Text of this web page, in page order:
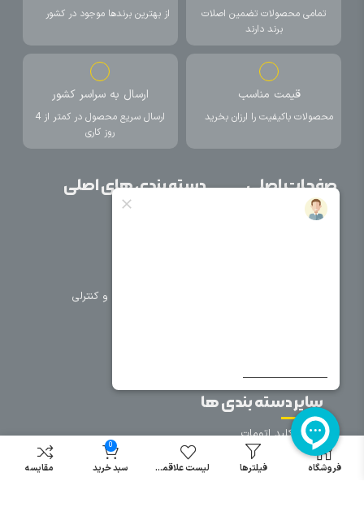
تمامی محصولات تضمین اصلات
برند دارند
از بهترین برندها موجود در کشور
قیمت مناسب
محصولات باکیفیت را ارزان بخرید
ارسال به سراسر کشور
ارسال سریع محصول در کمتر از 4
روز کاری
صفحات اصلی
خانه
دسته بندی های اصلی
تجهیزات حفاظتی و کنترلی
سایر دسته بندی ها
خرید کلید اتومات
خرید کنتاکتور
خرید فیوز
فروشگاه فیلترها لیست علاقمندی
0
سبد خرید مقایسه